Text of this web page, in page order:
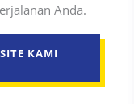
Anda.
KAMI